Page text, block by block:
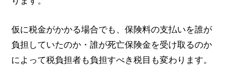
仮に税金がかかる場合でも、保険料の支払いを誰が
負担していたのか・誰が死亡保険金を受け取るのか
によって税負担者も負担すべき税目も変わります。